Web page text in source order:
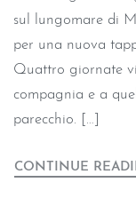
sul lungomare di
per una nuova
Quattro giornate
compagnia e a
parecchio. […]
CONTINUE